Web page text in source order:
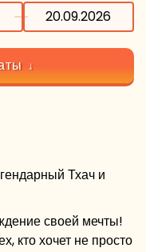
20.09.2026
Тхач и
своей мечты!
кто хочет не просто